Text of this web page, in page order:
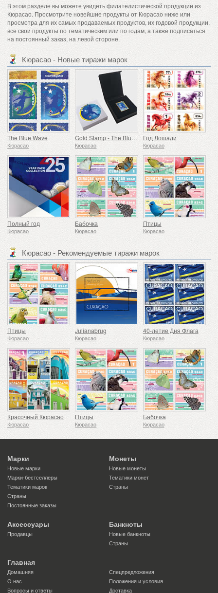
В этом разделе вы можете увидеть филателистической продукции из
Кюрасао. Просмотрите новейшие продукты от Кюрасао ниже или
просмотра для их самых продаваемых продуктов, их годовой продукции,
все свои продукты по тематическим или по годам, а также подписаться
на постоянный заказ, на левой стороне.
Кюрасао - Новые тиражи марок
The Blue Wave
Кюрасао
Gold Stamp - The Blue Wave
Кюрасао
Год Лошади
Кюрасао
Полный год
Кюрасао
Бабочка
Кюрасао
Птицы
Кюрасао
Кюрасао - Рекомендуемые тиражи марок
Птицы
Кюрасао
Julianabrug
Кюрасао
40-летие Дня Флага
Кюрасао
Красочный Кюрасао
Кюрасао
Птицы
Кюрасао
Бабочка
Кюрасао
Марки
Новые марки
Марки-бестселлеры
Тематики марок
Страны
Постоянные заказы
Монеты
Новые монеты
Тематики монет
Страны
Аксессуары
Продавцы
Банкноты
Новые банкноты
Страны
Главная
Домашняя
Спецпредложения
О нас
Положения и условия
Вопросы и ответы
Доставка